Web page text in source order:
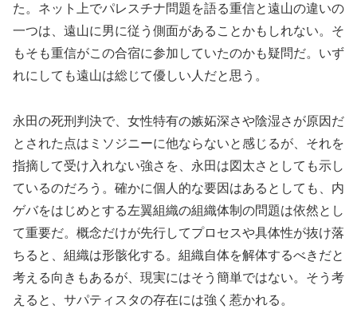
た。ネット上でパレスチナ問題を語る重信と遠山の違いの
一つは、遠山に男に従う側面があることかもしれない。そ
もそも重信がこの合宿に参加していたのかも疑問だ。いず
れにしても遠山は総じて優しい人だと思う。
永田の死刑判決で、女性特有の嫉妬深さや陰湿さが原因だ
とされた点はミソジニーに他ならないと感じるが、それを
指摘して受け入れない強さを、永田は図太さとしても示し
ているのだろう。確かに個人的な要因はあるとしても、内
ゲバをはじめとする左翼組織の組織体制の問題は依然とし
て重要だ。概念だけが先行してプロセスや具体性が抜け落
ちると、組織は形骸化する。組織自体を解体するべきだと
考える向きもあるが、現実にはそう簡単ではない。そう考
えると、サパティスタの存在には強く惹かれる。